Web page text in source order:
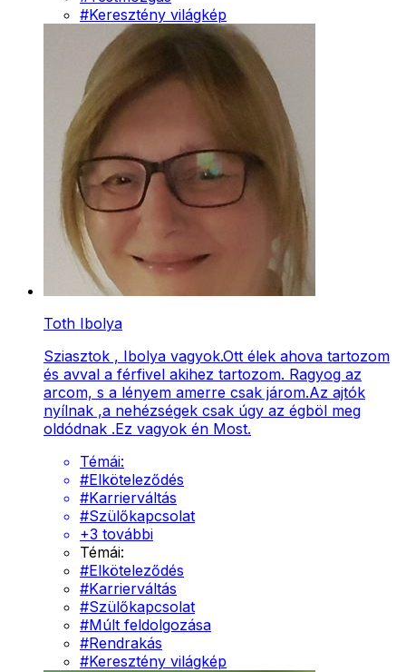
#Keresztény világkép
Toth Ibolya
Sziasztok , Ibolya vagyok.Ott élek ahova tartozom
és avval a férfivel akihez tartozom. Ragyog az
arcom, s a lényem amerre csak járom.Az ajtók
nyílnak ,a nehézségek csak úgy az égböl meg
oldódnak .Ez vagyok én Most.
Témái:
#Elköteleződés
#Karrierváltás
#Szülőkapcsolat
+3 további
Témái:
#Elköteleződés
#Karrierváltás
#Szülőkapcsolat
#Múlt feldolgozása
#Rendrakás
#Keresztény világkép